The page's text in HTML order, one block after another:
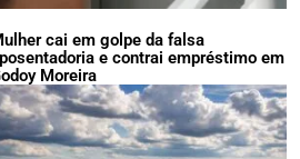
cai em golpe da falsa
e contrai empréstimo em
Moreira